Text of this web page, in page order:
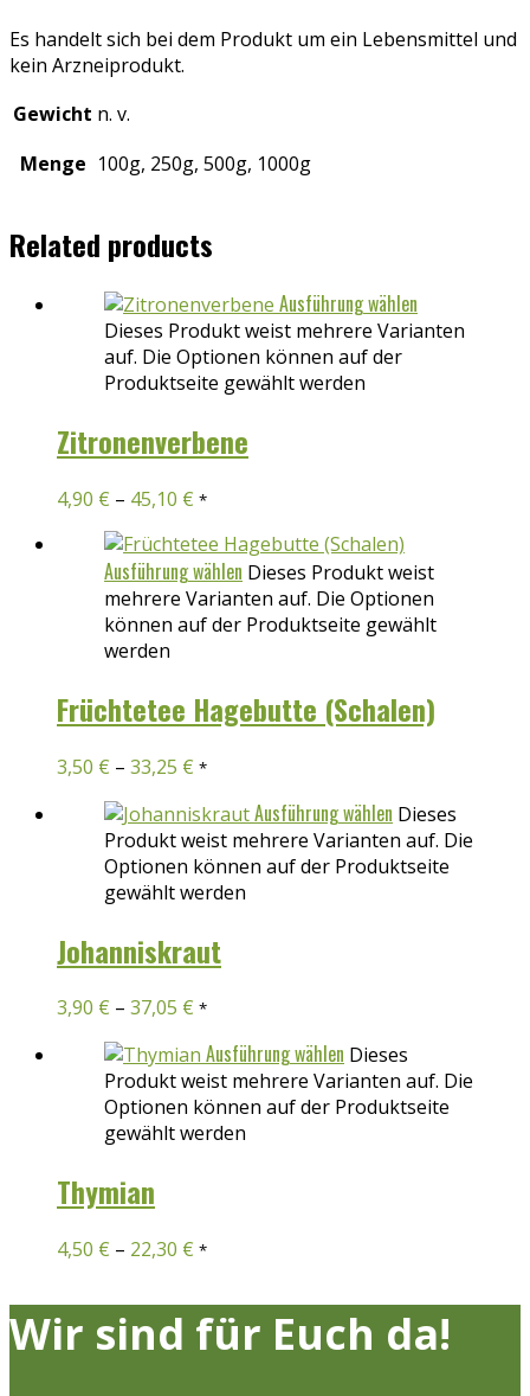
Es handelt sich bei dem Produkt um ein Lebensmittel und
kein Arzneiprodukt.
Gewicht n. v.
Menge 100g, 250g, 500g, 1000g
Related products
Ausführung wählen
Dieses Produkt weist mehrere Varianten
auf. Die Optionen können auf der
Produktseite gewählt werden
Zitronenverbene
4,90 € – 45,10 € *
Ausführung wählen Dieses Produkt weist
mehrere Varianten auf. Die Optionen
können auf der Produktseite gewählt
werden
Früchtetee Hagebutte (Schalen)
3,50 € – 33,25 € *
Ausführung wählen Dieses
Produkt weist mehrere Varianten auf. Die
Optionen können auf der Produktseite
gewählt werden
Johanniskraut
3,90 € – 37,05 € *
Ausführung wählen Dieses
Produkt weist mehrere Varianten auf. Die
Optionen können auf der Produktseite
gewählt werden
Thymian
4,50 € – 22,30 € *
Wir sind für Euch da!